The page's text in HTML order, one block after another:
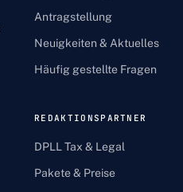
Antragstellung
Neuigkeiten & Aktuelles
Häufig gestellte Fragen
REDAKTIONSPARTNER
DPLL Tax & Legal
Pakete & Preise